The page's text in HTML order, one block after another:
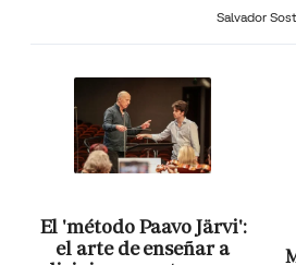
Salvador
El 'método Paavo Järvi':
el arte de enseñar a